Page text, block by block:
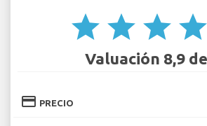
star star star star
Valuación 8,9
credit_card PRECIO